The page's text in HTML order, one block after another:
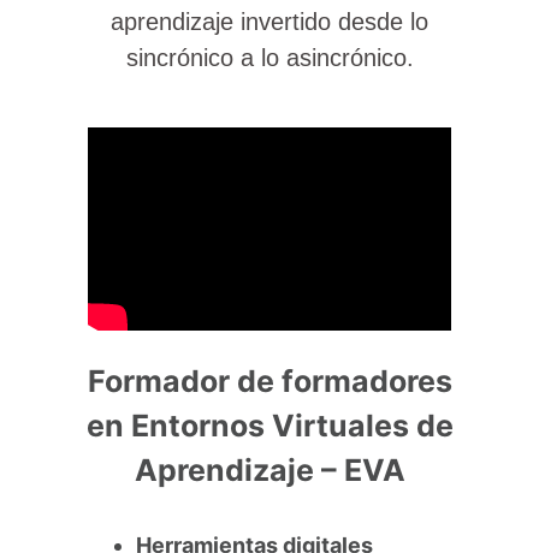
aprendizaje invertido desde lo
sincrónico a lo asincrónico.
Formador de formadores
en Entornos Virtuales de
Aprendizaje – EVA
Herramientas digitales